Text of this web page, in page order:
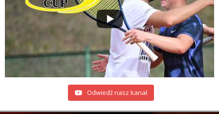
Odwiedź nasz kanał